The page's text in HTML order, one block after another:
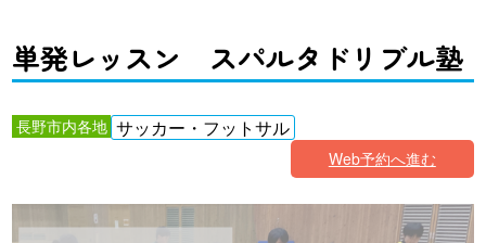
単発レッスン スパルタドリブル塾
長野市内各地 サッカー・フットサル
Web予約へ進む